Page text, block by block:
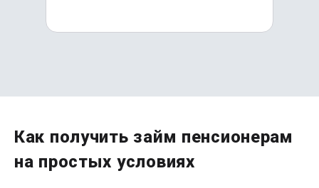
Сумма
от 1
Как получить займ пенсионерам
на простых условиях